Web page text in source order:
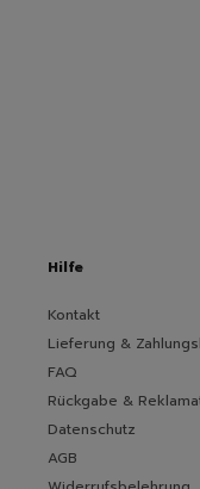
Hilfe
Kontakt
Lieferung &
FAQ
Rückgabe &
Datenschutz
AGB